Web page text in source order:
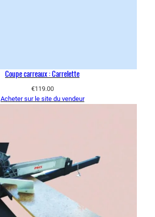
Coupe carreaux : Carrelette
€119.00
Acheter sur le site du vendeur